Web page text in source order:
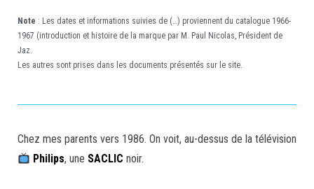
Note : Les dates et informations suivies de (…) proviennent du catalogue 1966-
1967 (introduction et histoire de la marque par M. Paul Nicolas, Président de
Jaz.
Les autres sont prises dans les documents présentés sur le site.
Chez mes parents vers 1986. On voit, au-dessus de la télévision
Philips, une SACLIC noir.